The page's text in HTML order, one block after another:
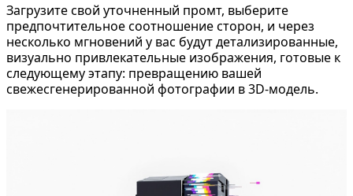
Загрузите свой уточненный промт, выберите
предпочтительное соотношение сторон, и через
несколько мгновений у вас будут детализированные,
визуально привлекательные изображения, готовые к
следующему этапу: превращению вашей
свежесгенерированной фотографии в 3D-модель.